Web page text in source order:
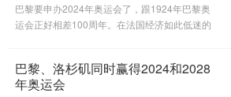
巴黎要申办2024年奥运会了，跟1924年巴黎奥
运会正好相差100周年。在法国经济如此低迷的
巴黎、洛杉矶同时赢得2024和2028
年奥运会